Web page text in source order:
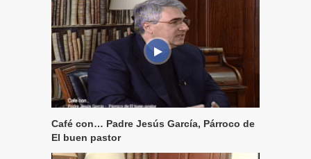
Café con… Padre Jesús García, Párroco de
El buen pastor